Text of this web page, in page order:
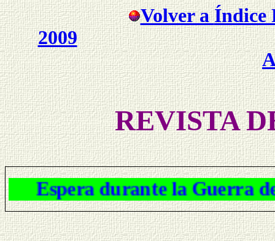
Volver aÍndice
2009
REVISTA
Espera durante la